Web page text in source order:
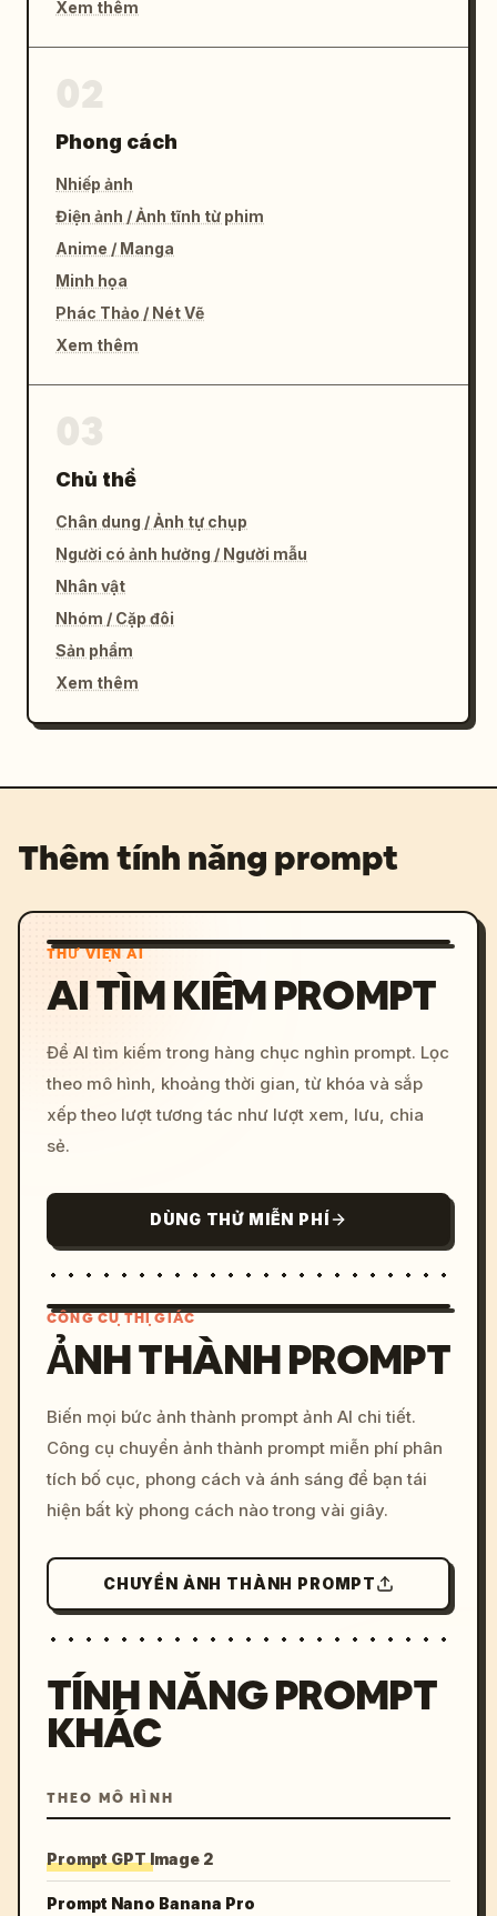
Xem thêm
Phong cách
Nhiếp ảnh
Điện ảnh / Ảnh tĩnh từ phim
Anime / Manga
Minh họa
Phác Thảo / Nét Vẽ
Xem thêm
Chủ thể
Chân dung / Ảnh tự chụp
Người có ảnh hưởng / Người mẫu
Nhân vật
Nhóm / Cặp đôi
Sản phẩm
Xem thêm
Thêm tính năng prompt
THƯ VIỆN AI
AI TÌM KIẾM PROMPT
Để AI tìm kiếm trong hàng chục nghìn prompt. Lọc
theo mô hình, khoảng thời gian, từ khóa và sắp
xếp theo lượt tương tác như lượt xem, lưu, chia
sẻ.
DÙNG THỬ MIỄN PHÍ
c, cyberpunk sunset, neon
colors, 8k --v 6.0
CÔNG CỤ THỊ GIÁC
ẢNH THÀNH PROMPT
Biến mọi bức ảnh thành prompt ảnh AI chi tiết.
Công cụ chuyển ảnh thành prompt miễn phí phân
tích bố cục, phong cách và ánh sáng để bạn tái
hiện bất kỳ phong cách nào trong vài giây.
CHUYỂN ẢNH THÀNH PROMPT
TÍNH NĂNG PROMPT
KHÁC
THEO MÔ HÌNH
Prompt GPT Image 2
Prompt Nano Banana Pro